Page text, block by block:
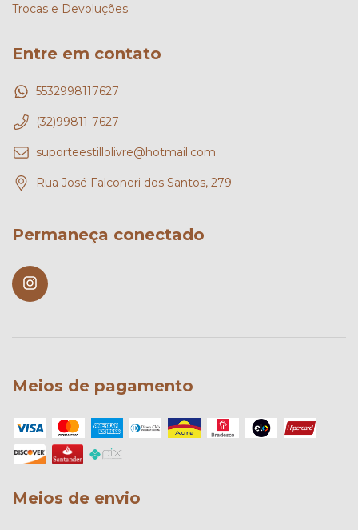
Trocas e Devoluções
Entre em contato
5532998117627
(32)99811-7627
suporteestillolivre@hotmail.com
Rua José Falconeri dos Santos, 279
Permaneça conectado
Meios de pagamento
Meios de envio